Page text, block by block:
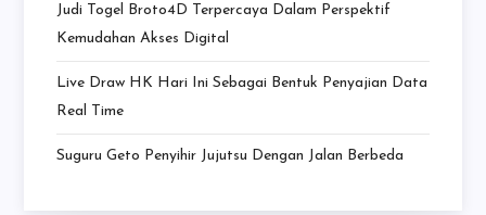
Judi Togel Broto4D Terpercaya Dalam Perspektif
Kemudahan Akses Digital
Live Draw HK Hari Ini Sebagai Bentuk Penyajian Data
Real Time
Suguru Geto Penyihir Jujutsu Dengan Jalan Berbeda